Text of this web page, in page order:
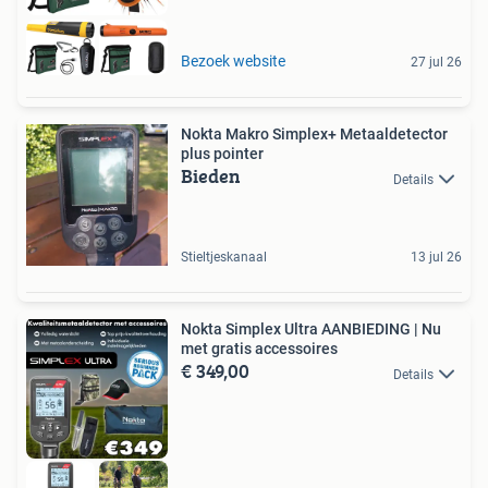
Bezoek website 27 jul 26
Nokta Makro Simplex+ Metaaldetector
plus pointer
Bieden Details
Stieltjeskanaal 13 jul 26
Nokta Simplex Ultra AANBIEDING | Nu
met gratis accessoires
€ 349,00 Details